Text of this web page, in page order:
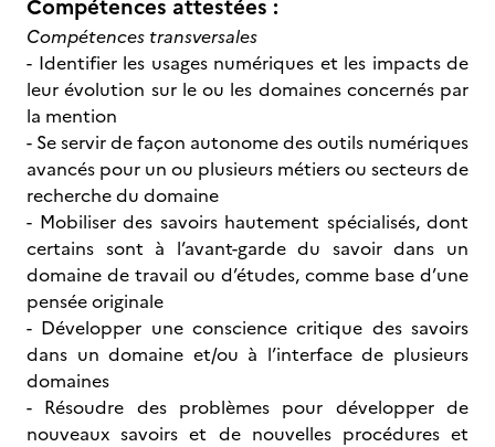
Compétences attestées :
Compétences transversales
- Identifier les usages numériques et les impacts de
leur évolution sur le ou les domaines concernés par
la mention
- Se servir de façon autonome des outils numériques
avancés pour un ou plusieurs métiers ou secteurs de
recherche du domaine
- Mobiliser des savoirs hautement spécialisés, dont
certains sont à l’avant-garde du savoir dans un
domaine de travail ou d’études, comme base d’une
pensée originale
- Développer une conscience critique des savoirs
dans un domaine et/ou à l’interface de plusieurs
domaines
- Résoudre des problèmes pour développer de
nouveaux savoirs et de nouvelles procédures et